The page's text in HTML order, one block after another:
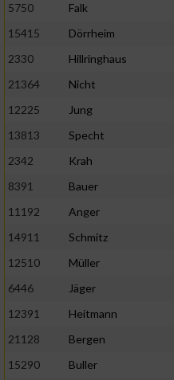
5750
Falk
15415
Dörrheim
2330
Hillringhaus
21364
Nicht
12225
Jung
13813
Specht
2342
Krah
8391
Bauer
11192
Anger
14911
Schmitz
12510
Müller
6446
Jäger
12391
Heitmann
21128
Bergen
15290
Buller